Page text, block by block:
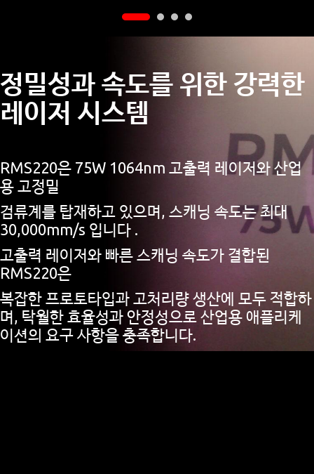
정밀성과 속도를 위한 강력한
레이저 시스템
RMS220은 75W 1064nm 고출력 레이저와 산업
용 고정밀
검류계를 탑재하고 있으며, 스캐닝 속도는 최대
30,000mm/s 입니다 .
고출력 레이저와 빠른 스캐닝 속도가 결합된
RMS220은
복잡한 프로토타입과 고처리량 생산에 모두 적합하
며, 탁월한 효율성과 안정성으로 산업용 애플리케
이션의 요구 사항을 충족합니다.